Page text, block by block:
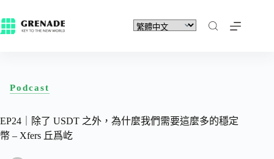
Podcast
EP24｜除了 USDT 之外，為什麼我們需要這麼多的穩定
幣 – Xfers 丘爲屹